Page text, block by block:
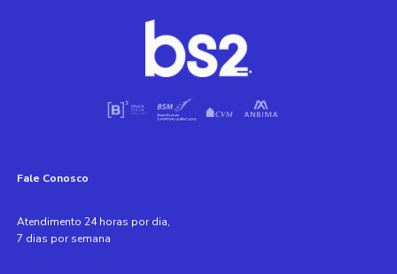
Fale Conosco
Atendimento 24 horas por dia,
7 dias por semana